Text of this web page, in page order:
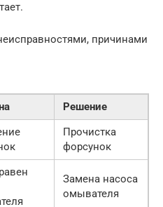
причинами
Решение
Прочистка
форсунок
Замена насоса
омывателя